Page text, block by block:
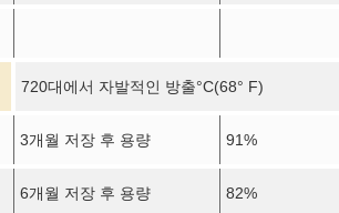
720대에서 자발적인 방출°C(68° F)
3개월 저장 후 용량 91%
6개월 저장 후 용량 82%